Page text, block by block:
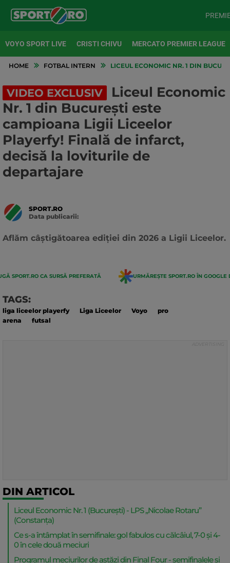
VOYO SPORT LIVE CRISTI CHIVU MERCATO PREMIER LEAGUE
HOME FOTBAL INTERN LICEUL ECONOMIC NR. 1 DIN
VIDEO EXCLUSIV
Liceul Economic
Nr. 1 din București este
campioana Ligii Liceelor
Playerfy! Finală de infarct,
decisă la loviturile de
departajare
SPORT.RO
Data publicarii:
Aflăm câștigătoarea ediției din 2026 a Ligii Liceelor.
SPORT.RO CA SURSĂ PREFERATĂ URMĂREȘTE SPORT.RO ÎN GOOGLE
TAGS:
liga liceelor playerfy Liga Liceelor Voyo
pro
arena
futsal
DIN ARTICOL
Liceul Economic Nr. 1 (București) - LPS „Nicolae Rotaru”
(Constanța)
Ce s-a întâmplat în semifinale: gol fabulos cu călcâiul, 7-0 și 4-
0 în cele două meciuri
Programul meciurilor de astăzi din Final Four - semifinalele și